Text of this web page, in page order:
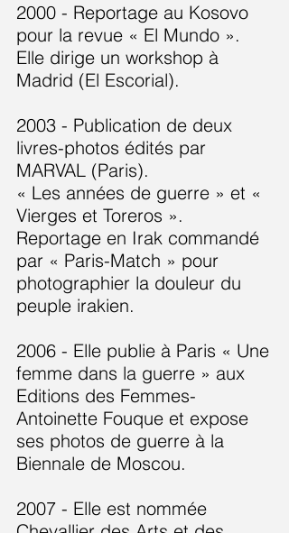
2000 - Reportage au Kosovo
pour la revue « El Mundo ».
Elle dirige un workshop à
Madrid (El Escorial).
2003 - Publication de deux
livres-photos édités par
MARVAL (Paris).
« Les années de guerre » et «
Vierges et Toreros ».
Reportage en Irak commandé
par « Paris-Match » pour
photographier la douleur du
peuple irakien.
2006 - Elle publie à Paris « Une
femme dans la guerre » aux
Editions des Femmes-
Antoinette Fouque et expose
ses photos de guerre à la
Biennale de Moscou.
2007 - Elle est nommée